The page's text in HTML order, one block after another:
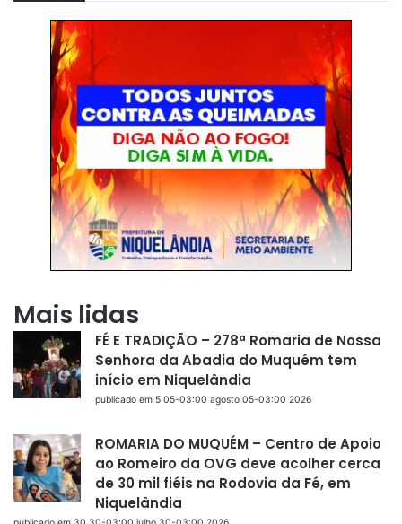
Mais lidas
FÉ E TRADIÇÃO – 278ª Romaria de Nossa
Senhora da Abadia do Muquém tem
início em Niquelândia
publicado em 5 05-03:00 agosto 05-03:00 2026
ROMARIA DO MUQUÉM – Centro de Apoio
ao Romeiro da OVG deve acolher cerca
de 30 mil fiéis na Rodovia da Fé, em
Niquelândia